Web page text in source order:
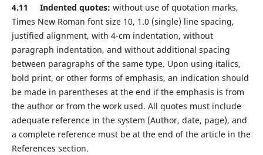
4.11 Indented quotes: without use of quotation marks,
Times New Roman font size 10, 1.0 (single) line spacing,
justified alignment, with 4-cm indentation, without
paragraph indentation, and without additional spacing
between paragraphs of the same type. Upon using italics,
bold print, or other forms of emphasis, an indication should
be made in parentheses at the end if the emphasis is from
the author or from the work used. All quotes must include
adequate reference in the system (Author, date, page), and
a complete reference must be at the end of the article in the
References section.